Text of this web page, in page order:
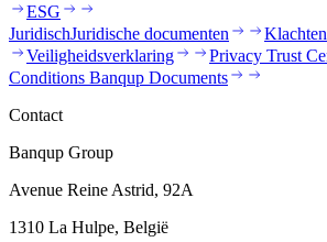
ESG
JuridischJuridische documenten Klachten
Veiligheidsverklaring
Privacy Trust
Conditions Banqup Documents
Contact
Banqup Group
Avenue Reine Astrid, 92A
1310 La Hulpe, België